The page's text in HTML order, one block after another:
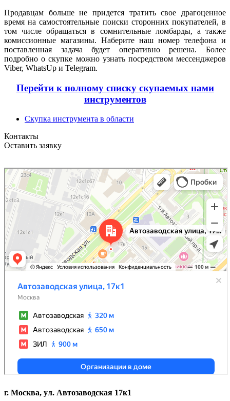
Продавцам больше не придется тратить свое драгоценное
время на самостоятельные поиски сторонних покупателей, в
том числе обращаться в сомнительные ломбарды, а также
комиссионные магазины. Наберите наш номер телефона и
поставленная задача будет оперативно решена. Более
подробно о скупке можно узнать посредством мессенджеров
Viber, WhatsUp и Telegram.
Перейти к полному списку скупаемых нами
инструментов
Скупка инструмента в области
Контакты
Оставить заявку
г. Москва, ул. Автозаводская 17к1